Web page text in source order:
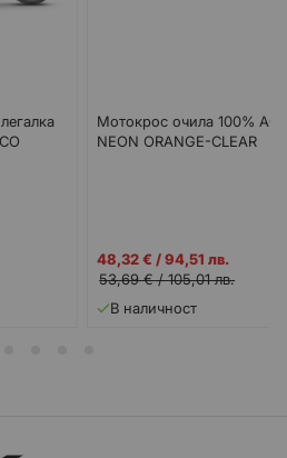
Мотокрос очила 100%
NEON ORANGE-CLEAR
Промо
цена
48,32 € /94,51 лв.
53,69 €/105,01 лв.
В наличност